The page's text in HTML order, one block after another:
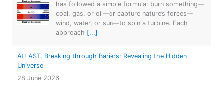
has followed a simple formula: burn something—
coal, gas, or oil—or capture nature’s forces—
wind, water, or sun—to spin a turbine. Each
approach [...]
AtLAST: Breaking through Bariers: Revealing the Hidden
Universe
28 June 2026